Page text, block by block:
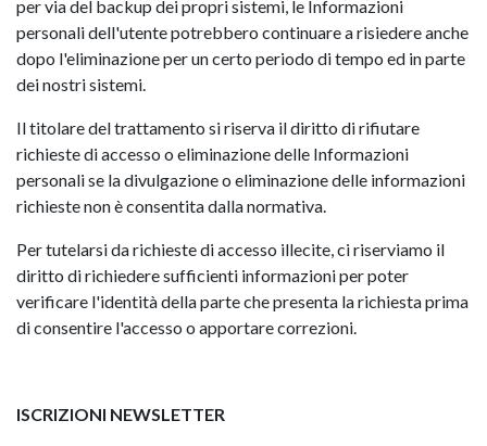
per via del backup dei propri sistemi, le Informazioni
personali dell'utente potrebbero continuare a risiedere anche
dopo l'eliminazione per un certo periodo di tempo ed in parte
dei nostri sistemi.
Il titolare del trattamento si riserva il diritto di rifiutare
richieste di accesso o eliminazione delle Informazioni
personali se la divulgazione o eliminazione delle informazioni
richieste non è consentita dalla normativa.
Per tutelarsi da richieste di accesso illecite, ci riserviamo il
diritto di richiedere sufficienti informazioni per poter
verificare l'identità della parte che presenta la richiesta prima
di consentire l'accesso o apportare correzioni.
ISCRIZIONI NEWSLETTER